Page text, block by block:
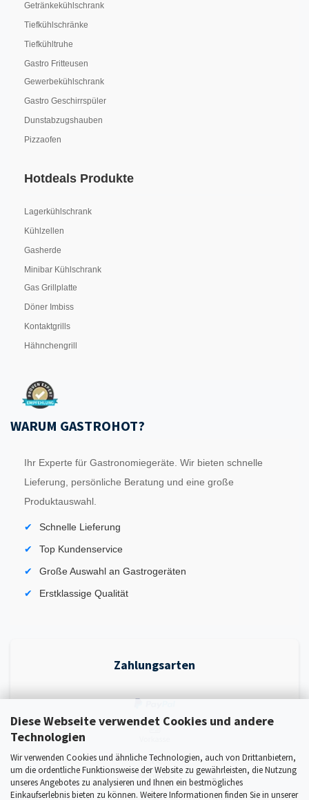
Diese Webseite verwendet Cookies und andere
Technologien
Wir verwenden Cookies und ähnliche Technologien, auch von Drittanbietern,
um die ordentliche Funktionsweise der Website zu gewährleisten, die Nutzung
unseres Angebotes zu analysieren und Ihnen ein bestmögliches
Einkaufserlebnis bieten zu können. Weitere Informationen finden Sie in unserer
Getränkekühlschrank
Tiefkühlschränke
Tiefkühltruhe
Gastro Fritteusen
Gewerbekühlschrank
Gastro Geschirrspüler
Dunstabzugshauben
Pizzaofen
Hotdeals Produkte
Lagerkühlschrank
Kühlzellen
Gasherde
Minibar Kühlschrank
Gas Grillplatte
Döner Imbiss
Kontaktgrills
Hähnchengrill
WARUM GASTROHOT?
Ihr Experte für Gastronomiegeräte. Wir bieten schnelle
Lieferung, persönliche Beratung und eine große
Produktauswahl.
Schnelle Lieferung
Top Kundenservice
Große Auswahl an Gastrogeräten
Erstklassige Qualität
Zahlungsarten